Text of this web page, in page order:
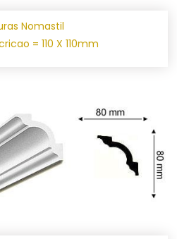
Nomastil
= 110 X 110mm